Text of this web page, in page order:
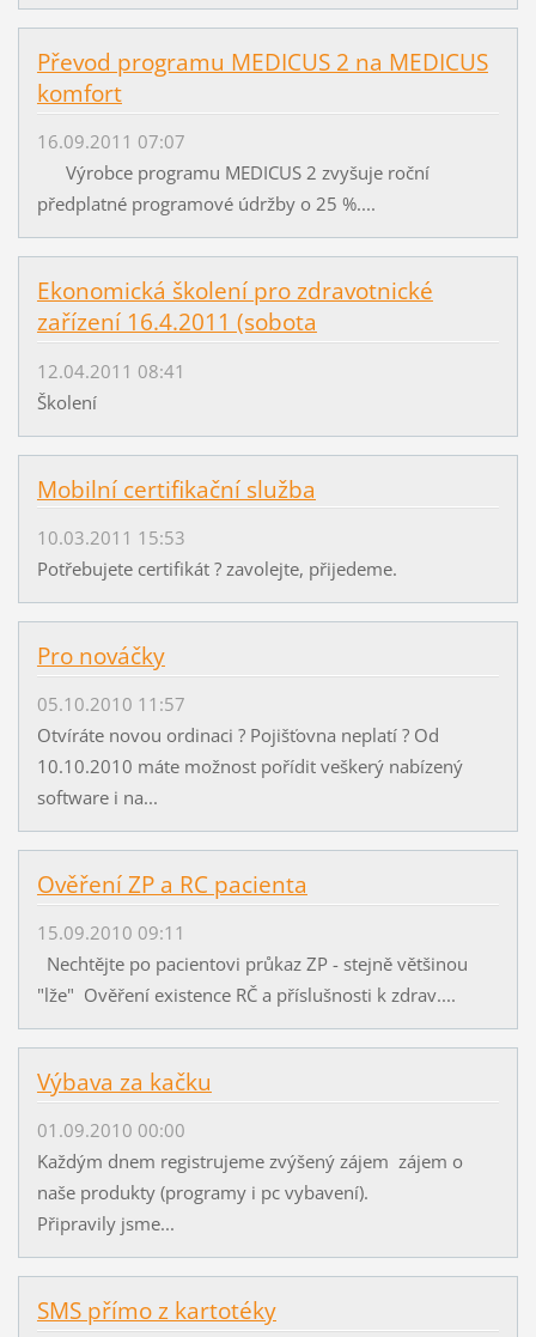
Převod programu MEDICUS 2 na MEDICUS
komfort
16.09.2011 07:07
Výrobce programu MEDICUS 2 zvyšuje roční
předplatné programové údržby o 25 %....
Ekonomická školení pro zdravotnické
zařízení 16.4.2011 (sobota
12.04.2011 08:41
Školení
Mobilní certifikační služba
10.03.2011 15:53
Potřebujete certifikát ? zavolejte, přijedeme.
Pro nováčky
05.10.2010 11:57
Otvíráte novou ordinaci ? Pojišťovna neplatí ? Od
10.10.2010 máte možnost pořídit veškerý nabízený
software i na...
Ověření ZP a RC pacienta
15.09.2010 09:11
Nechtějte po pacientovi průkaz ZP - stejně většinou
"lže" Ověření existence RČ a příslušnosti k zdrav....
Výbava za kačku
01.09.2010 00:00
Každým dnem registrujeme zvýšený zájem zájem o
naše produkty (programy i pc vybavení).
Připravily jsme...
SMS přímo z kartotéky